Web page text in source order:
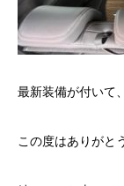
最新装備が付いて
この度はありがと